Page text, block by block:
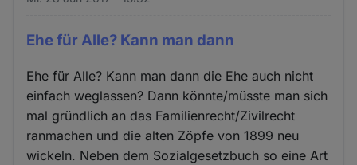
Ehe für Alle? Kann man dann
Ehe für Alle? Kann man dann die Ehe auch nicht
einfach weglassen? Dann könnte/müsste man sich
mal gründlich an das Familienrecht/Zivilrecht
ranmachen und die alten Zöpfe von 1899 neu
wickeln. Neben dem Sozialgesetzbuch so eine Art